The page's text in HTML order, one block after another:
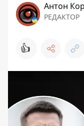
Антон
РЕДАКТОР
👍